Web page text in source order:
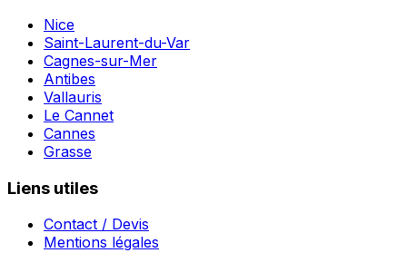
Nice
Saint-Laurent-du-Var
Cagnes-sur-Mer
Antibes
Vallauris
Le Cannet
Cannes
Grasse
Liens utiles
Contact / Devis
Mentions légales